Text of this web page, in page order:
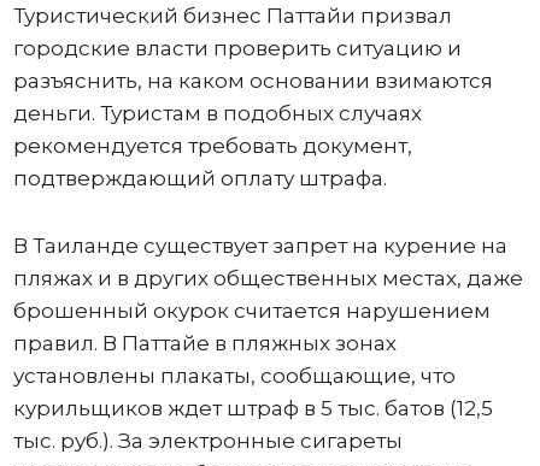
Туристический бизнес Паттайи призвал
городские власти проверить ситуацию и
разъяснить, на каком основании взимаются
деньги. Туристам в подобных случаях
рекомендуется требовать документ,
подтверждающий оплату штрафа.
В Таиланде существует запрет на курение на
пляжах и в других общественных местах, даже
брошенный окурок считается нарушением
правил. В Паттайе в пляжных зонах
установлены плакаты, сообщающие, что
курильщиков ждет штраф в 5 тыс. батов (12,5
тыс. руб.). За электронные сигареты